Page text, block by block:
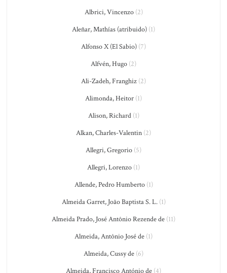
Albrici, Vincenzo(2)
Aleñar, Mathías (atribuido) (1)
Alfonso X (El Sabio) (7)
Alfvén, Hugo (2)
Ali-Zadeh, Franghiz (2)
Alimonda, Heitor (1)
Alison, Richard(1)
Alkan, Charles-Valentin (2)
Allegri, Gregorio (5)
Allegri, Lorenzo (1)
Allende, Pedro Humberto(1)
Almeida Garret, João Baptista S. L.(1)
Almeida Prado, José Antônio Rezende de (11)
Almeida, Antônio José de (1)
Almeida, Cussy de (6)
Almeida, Francisco António de (4)